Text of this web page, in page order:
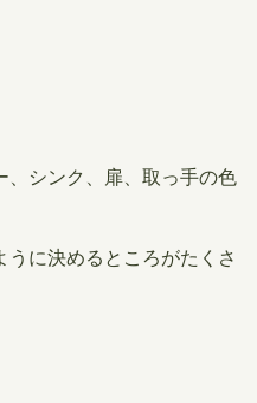
、シンク、扉、取っ手の色
うに決めるところがたくさ